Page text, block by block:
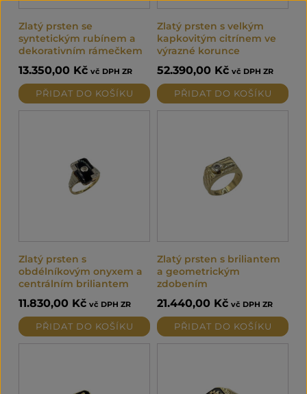
Zlatý prsten se
syntetickým rubínem a
dekorativním rámečkem
13.350,00 Kč vč DPH ZR
PŘIDAT DO KOŠÍKU
Zlatý prsten s velkým
kapkovitým citrínem ve
výrazné korunce
52.390,00 Kč vč DPH ZR
PŘIDAT DO KOŠÍKU
Zlatý prsten s
obdélníkovým onyxem a
centrálním briliantem
11.830,00 Kč vč DPH ZR
PŘIDAT DO KOŠÍKU
Zlatý prsten s briliantem
a geometrickým
zdobením
21.440,00 Kč vč DPH ZR
PŘIDAT DO KOŠÍKU